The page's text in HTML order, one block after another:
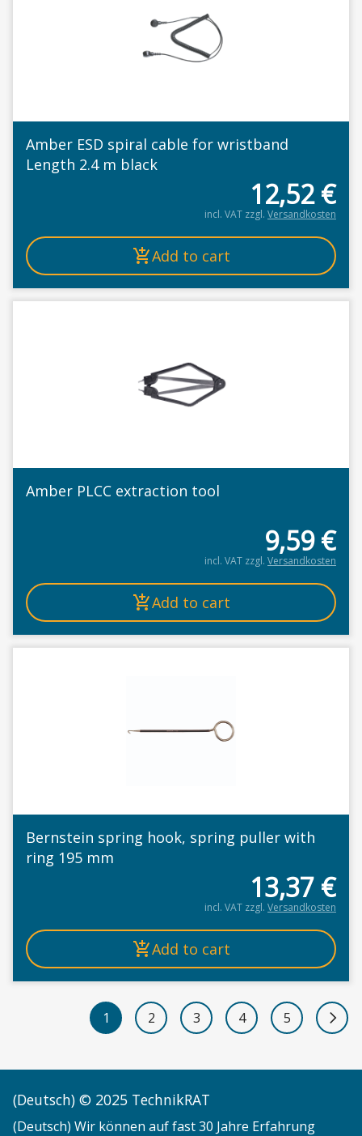
Amber ESD spiral cable for wristband
Length 2.4 m black
12,52€
incl. VAT zzgl. Versandkosten
Add to cart
Amber PLCC extraction tool
9,59€
incl. VAT zzgl. Versandkosten
Add to cart
Bernstein spring hook, spring puller with
ring 195 mm
13,37 €
incl. VAT zzgl. Versandkosten
Add to cart
1 2 3 4 5 Next
(Deutsch) © 2025 TechnikRAT
(Deutsch) Wir können auf fast 30 Jahre Erfahrung